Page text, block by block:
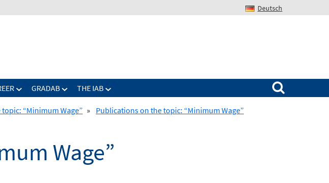
Deutsch
GRADAB THE IAB
Search for:
“Minimum Wage” » Publications on the topic: “Minimum Wage”
Wage”